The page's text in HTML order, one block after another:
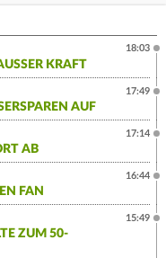
KRAFT
18:03
AUF
17:49
AB
17:14
FAN
16:44
ZUM 50-
15:49